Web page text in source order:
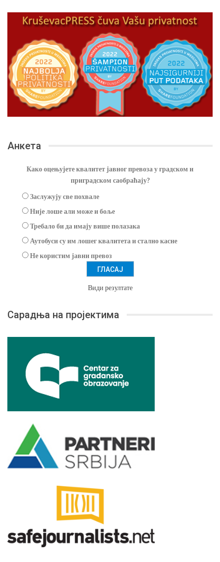
Анкета
Како оцењујете квалитет јавног превоза у градском и
приградском саобраћају?
Заслужују све похвале
Није лоше али може и боље
Требало би да имају више полазака
Аутобуси су им лошег квалитета и стално касне
Не користим јавни превоз
Види резултате
Сарадња на пројектима